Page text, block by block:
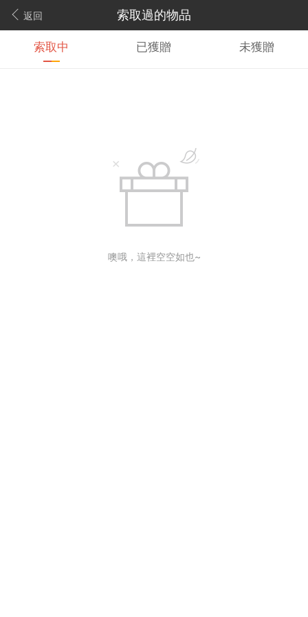
返回 索取過的物品
索取中 已獲贈 未獲贈
噢哦，這裡空空如也~